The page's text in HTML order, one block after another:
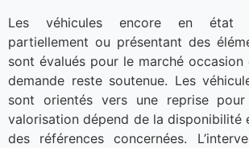
Les véhicules encore en état
partiellement ou présentant des
sont évalués pour le marché occasion
demande reste soutenue. Les
sont orientés vers une reprise
valorisation dépend de la disponibilité
des références concernées.